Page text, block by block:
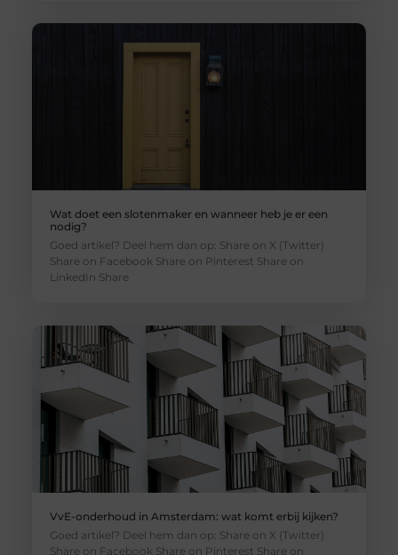
Wat doet een slotenmaker en wanneer heb je er een
nodig?
Goed artikel? Deel hem dan op: Share on X (Twitter)
Share on Facebook Share on Pinterest Share on
LinkedIn Share
VvE-onderhoud in Amsterdam: wat komt erbij kijken?
Goed artikel? Deel hem dan op: Share on X (Twitter)
Share on Facebook Share on Pinterest Share on